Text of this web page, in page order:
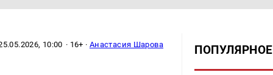
10:00 · 16+ · Анастасия Шарова ПОПУЛЯРНОЕ